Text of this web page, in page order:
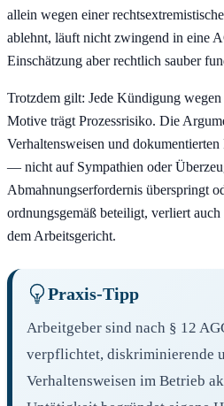
allein wegen einer
ablehnt, läuft nicht zwingend in eine
Einschätzung aber rechtlich sauber
Trotzdem gilt: Jede Kündigung
Motive trägt Prozessrisiko. Die
Verhaltensweisen und
— nicht auf Sympathien oder
Abmahnungserfordernis überspringt
ordnungsgemäß beteiligt, verliert
dem Arbeitsgericht.
Praxis-Tipp
Arbeitgeber sind nach § 12
verpflichtet, diskriminierende
Verhaltensweisen im Betrieb